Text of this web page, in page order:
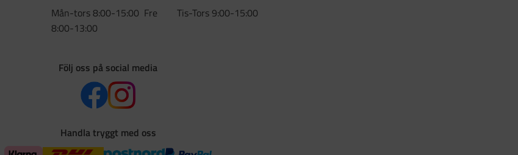
Mån-tors 8:00-15:00 Fre
8:00-13:00
Tis-Tors 9:00-15:00
Följ oss på social media
Handla tryggt med oss